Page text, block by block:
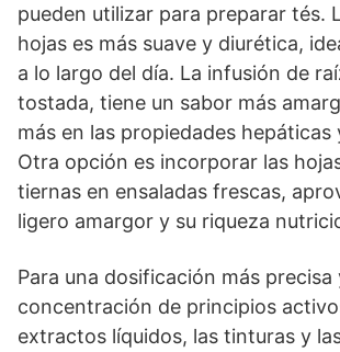
pueden utilizar para preparar tés.
hojas es más suave y diurética,
a lo largo del día. La infusión de
tostada, tiene un sabor más
más en las propiedades hepáticas
Otra opción es incorporar las
tiernas en ensaladas frescas,
ligero amargor y su riqueza
Para una dosificación más precisa
concentración de principios
extractos líquidos, las tinturas y